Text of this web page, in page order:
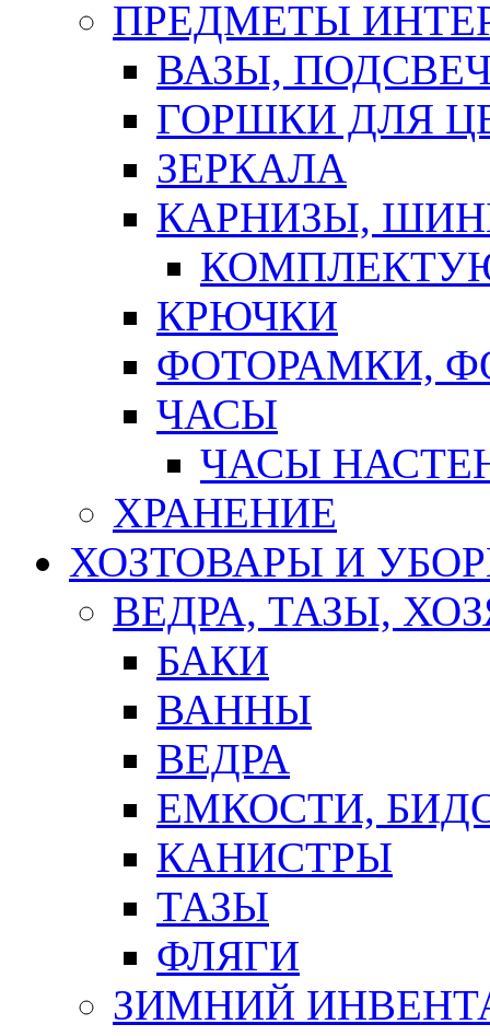
ПРЕДМЕТЫ
ВАЗЫ,
ГОРШКИ ДЛЯ
ЗЕРКАЛА
КАРНИЗЫ,
КРЮЧКИ
ФОТОРАМКИ,
ЧАСЫ
ЧАСЫ
ХРАНЕНИЕ
ХОЗТОВАРЫ И
ВЕДРА, ТАЗЫ,
БАКИ
ВАННЫ
ВЕДРА
ЕМКОСТИ,
КАНИСТРЫ
ТАЗЫ
ФЛЯГИ
ЗИМНИЙ